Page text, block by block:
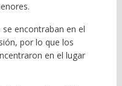
encontraban en el
por lo que los
en el lugar